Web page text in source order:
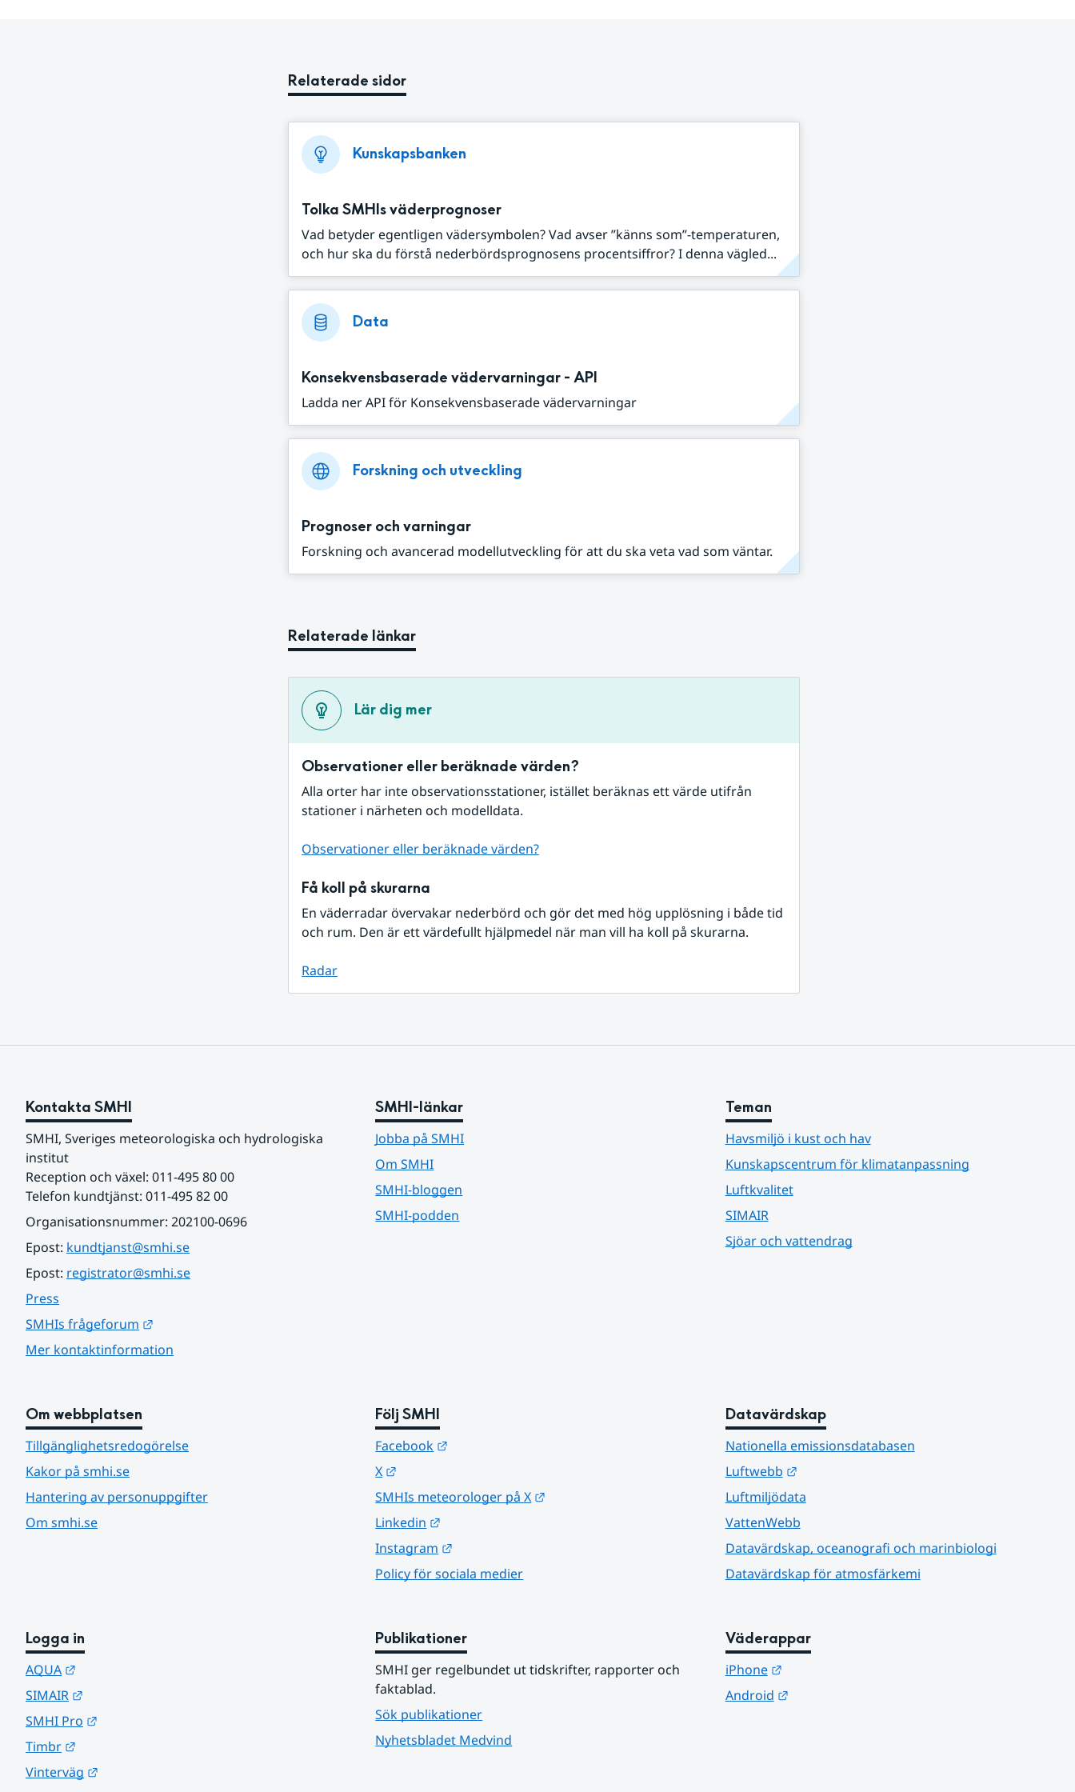
Relaterade sidor
Kunskapsbanken
Tolka SMHIs väderprognoser
Vad betyder egentligen vädersymbolen? Vad avser ”känns som”-temperaturen,
och hur ska du förstå nederbördsprognosens procentsiffror? I denna vägled...
Data
Konsekvensbaserade vädervarningar - API
Ladda ner API för Konsekvensbaserade vädervarningar
Forskning och utveckling
Prognoser och varningar
Forskning och avancerad modellutveckling för att du ska veta vad som väntar.
Relaterade länkar
Lär dig mer
Observationer eller beräknade värden?
Alla orter har inte observationsstationer, istället beräknas ett värde utifrån
stationer i närheten och modelldata.
Observationer eller beräknade värden?
Få koll på skurarna
En väderradar övervakar nederbörd och gör det med hög upplösning i både tid
och rum. Den är ett värdefullt hjälpmedel när man vill ha koll på skurarna.
Radar
Kontakta SMHI
SMHI, Sveriges meteorologiska och hydrologiska
institut
Reception och växel: 011-495 80 00
Telefon kundtjänst: 011-495 82 00
Organisationsnummer: 202100-0696
Epost: kundtjanst@smhi.se
Epost: registrator@smhi.se
Press
SMHIs frågeforum
Mer kontaktinformation
SMHI-länkar
Jobba på SMHI
Om SMHI
SMHI-bloggen
SMHI-podden
Teman
Havsmiljö i kust och hav
Kunskapscentrum för klimatanpassning
Luftkvalitet
SIMAIR
Sjöar och vattendrag
Om webbplatsen
Tillgänglighetsredogörelse
Kakor på smhi.se
Hantering av personuppgifter
Om smhi.se
Följ SMHI
Facebook
X
SMHIs meteorologer på X
Linkedin
Instagram
Policy för sociala medier
Datavärdskap
Nationella emissionsdatabasen
Luftwebb
Länk till annan webbplats.
Luftmiljödata
VattenWebb
Datavärdskap, oceanografi och marinbiologi
Datavärdskap för atmosfärkemi
Logga in
AQUA
SIMAIR
SMHI Pro
Timbr
Vinterväg
Publikationer
SMHI ger regelbundet ut tidskrifter, rapporter och
faktablad.
Sök publikationer
Nyhetsbladet Medvind
Väderappar
iPhone
Länk till annan webbplats.
Android
Länk till annan webbplats.